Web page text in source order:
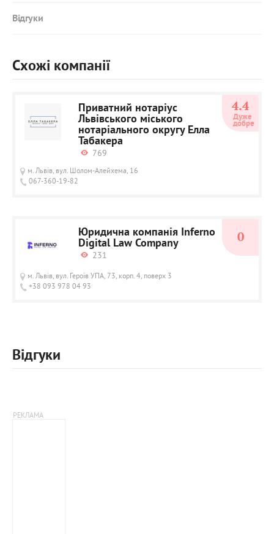
Відгуки
Схожі компанії
Приватний нотаріус
Львівського міського
нотаріального округу Елла
Табакера
769
м. Львів, вул. Шолом-Алейхема, 16
067-360-19-82
4.4
Дуже
добре
Юридична компанія Inferno
Digital Law Company
231
м. Львів, вул. Героїв УПА, 73, корп. 4, поверх 3
+38 093 978 04 93
0
Відгуки